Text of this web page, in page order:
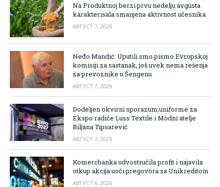
Na Produktnoj berzi prvu nedelju avgusta
karakterisala smanjena aktivnost učesnika
АВГУСТ 7, 2026
Neđo Mandić: Uputili smo pismo Evropskoj
komisiji za sastanak, još uvek nema rešenja
za prevoznike u Šengenu
АВГУСТ 7, 2026
Dodeljen okvirni sporazum,uniforme za
Ekspo radiće Luss Textile i Modni atelje
Biljana Tipsarević
АВГУСТ 7, 2026
Komercbanka udvostručila profit i najavila
otkup akcija uoči pregovora sa Unikreditom
АВГУСТ 6, 2026